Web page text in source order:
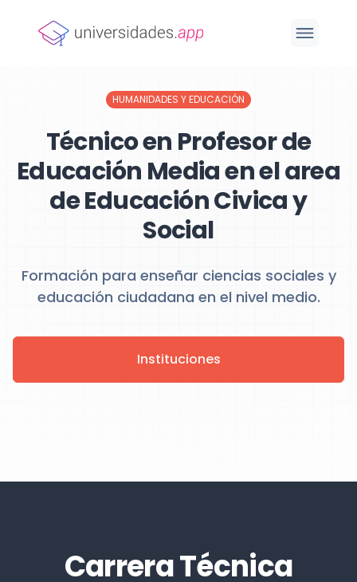
HUMANIDADES Y EDUCACIÓN
Técnico en Profesor de
Educación Media en el area
de Educación Civica y
Social
Formación para enseñar ciencias sociales y
educación ciudadana en el nivel medio.
Instituciones
Carrera Técnica